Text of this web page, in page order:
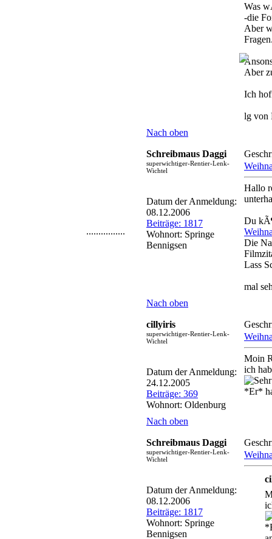
................
Was
-die
Aber
Aber
Ich
lg von
Nach oben
Schreibmaus Daggi
superwichtiger-Rentier-Lenk-
Wichtel
Datum der Anmeldung:
08.12.2006
Beiträge: 1817
Wohnort: Springe
Bennigsen
Hallo
Du
Die
Lass
mal
Nach oben
cillyiris
superwichtiger-Rentier-Lenk-
Wichtel
Datum der Anmeldung:
24.12.2005
Beiträge: 369
Wohnort: Oldenburg
Moin
ich
*Er*
Nach oben
Schreibmaus Daggi
superwichtiger-Rentier-Lenk-
Wichtel
Datum der Anmeldung:
08.12.2006
Beiträge: 1817
Wohnort: Springe
Bennigsen